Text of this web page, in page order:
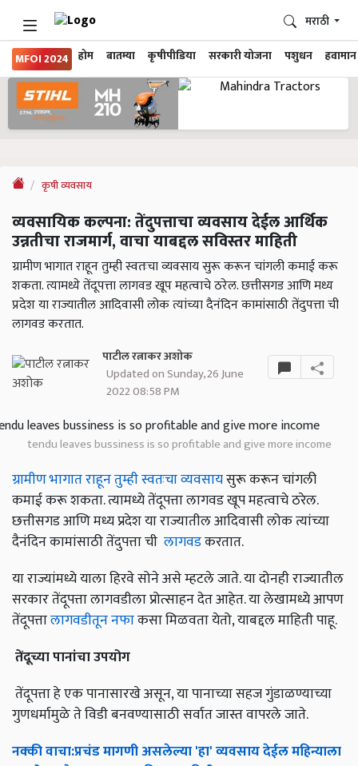
MFOI 2024 होम बातम्या कृषीपीडिया सरकारी योजना पशुधन हवामान
मराठी
कृषी व्यवसाय
व्यवसायिक कल्पना: तेंदुपत्ताचा व्यवसाय देईल आर्थिक
उन्नतीचा राजमार्ग, वाचा याबद्दल सविस्तर माहिती
ग्रामीण भागात राहून तुम्ही स्वतःचा व्यवसाय सुरू करून चांगली कमाई करू
शकता. त्यामध्ये तेंदूपत्ता लागवड खूप महत्वाचे ठरेल. छत्तीसगड आणि मध्य
प्रदेश या राज्यातील आदिवासी लोक त्यांच्या दैनंदिन कामांसाठी तेंदुपत्ता ची
लागवड करतात.
पाटील रत्नाकर अशोक
Updated on Sunday, 26 June
2022 08:58 PM
tendu leaves bussiness is so profitable and give more income
ग्रामीण भागात राहून तुम्ही स्वतःचा व्यवसायसुरू करून चांगली
कमाई करू शकता. त्यामध्ये तेंदूपत्ता लागवड खूप महत्वाचे ठरेल.
छत्तीसगड आणि मध्य प्रदेश या राज्यातील आदिवासी लोक त्यांच्या
दैनंदिन कामांसाठी तेंदुपत्ता ची लागवडकरतात.
या राज्यांमध्ये याला हिरवे सोने असे म्हटले जाते. या दोनही राज्यातील
सरकार तेंदूपत्ता लागवडीला प्रोत्साहन देत आहेत. या लेखामध्ये आपण
तेंदूपत्तालागवडीतून नफाकसा मिळवता येतो, याबद्दल माहिती पाहू.
तेंदूच्यापानांचाउपयोग
तेंदूपत्ता हे एक पानासारखे असून, या पानाच्या सहज गुंडाळण्याच्या
गुणधर्मामुळे ते विडी बनवण्यासाठी सर्वात जास्त वापरले जाते.
नक्कीवाचा:प्रचंडमागणीअसलेल्या'हा'व्यवसायदेईलमहिन्याला